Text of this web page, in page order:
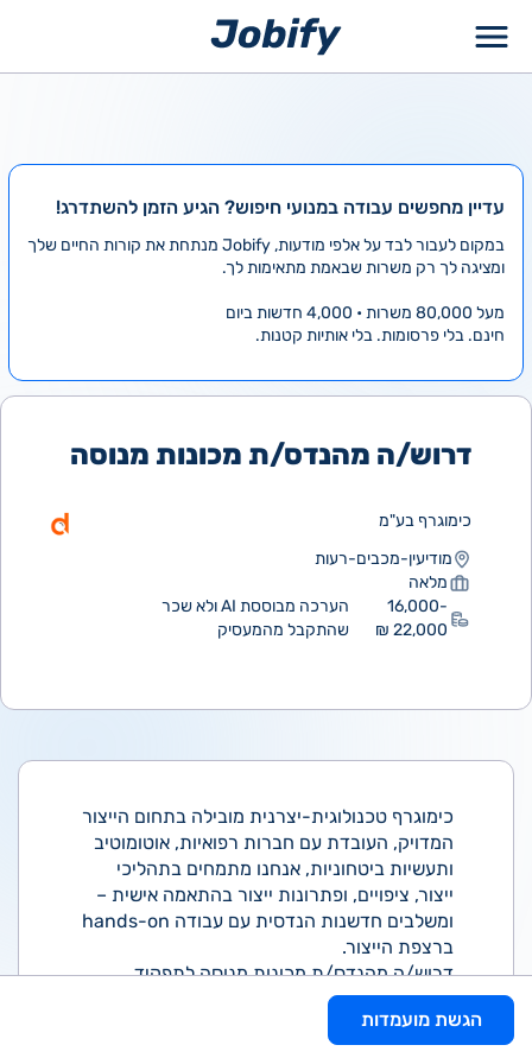
עדיין מחפשים עבודה במנועי חיפוש? הגיע הזמן להשתדרג!
במקום לעבור לבד על אלפי מודעות, Jobify מנתחת את קורות החיים שלך
ומציגה לך רק משרות שבאמת מתאימות לך.
מעל 80,000 משרות • 4,000 חדשות ביום
חינם. בלי פרסומות. בלי אותיות קטנות.
דרוש/ה מהנדס/ת מכונות מנוסה
כימוגרף בע"מ
מודיעין-מכבים-רעות
מלאה
16,000-
22,000 ₪
הערכה מבוססת AI ולא שכר
שהתקבל מהמעסיק
כימוגרף טכנולוגית-יצרנית מובילה בתחום הייצור
המדויק, העובדת עם חברות רפואיות, אוטומוטיב
ותעשיות ביטחוניות, אנחנו מתמחים בתהליכי
ייצור, ציפויים, ופתרונות ייצור בהתאמה אישית –
ומשלבים חדשנות הנדסית עם עבודה hands-on
ברצפת הייצור.
דרוש/ה מהנדס/ת מכונות מנוסה לתפקיד
משמעותי עם השפעה ישירה על מוצרים
וטכנולוגיות בחזית התעשייה.
תחומי אחריות:
הגשת מועמדות